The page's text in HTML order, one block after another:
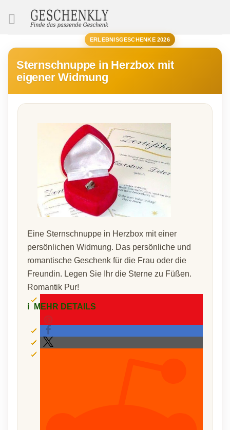
ERLEBNISGESCHENKE 2026
Sternschnuppe in Herzbox mit
eigener Widmung
Eine Sternschnuppe in Herzbox mit einer
persönlichen Widmung. Das persönliche und
romantische Geschenk für die Frau oder die
Freundin. Legen Sie Ihr die Sterne zu Füßen.
Romantik Pur!
ℹ️ MEHR DETAILS